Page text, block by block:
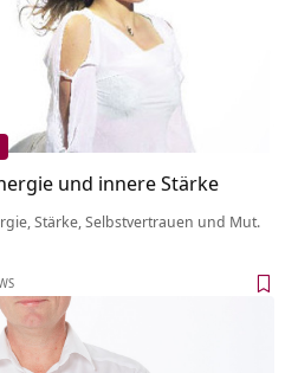
und innere Stärke
Stärke, Selbstvertrauen und Mut.